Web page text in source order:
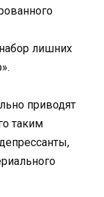
лишних
приводят
таким